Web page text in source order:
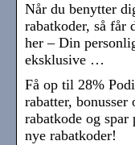
Når du benytter
rabatkoder, så får
her – Din
eksklusive …
Få op til 28%
rabatter,
rabatkode og
nye rabatkoder!